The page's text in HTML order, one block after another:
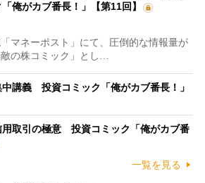
「俺がカブ番長！」【第11回】
マネーポスト」にて、圧倒的な情報量が
の株コミック」とし…
講義 投資コミック「俺がカブ番長！」
用取引の極意 投資コミック「俺がカブ番
一覧を見る